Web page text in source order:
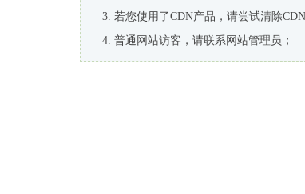
若您使用了CDN产品，请尝试清除CDN
普通网站访客，请联系网站管理员；